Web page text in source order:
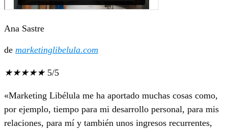
Ana Sastre
de marketinglibelula.com
★★★★★ 5/5
«Marketing Libélula me ha aportado muchas cosas como,
por ejemplo, tiempo para mi desarrollo personal, para mis
relaciones, para mí y también unos ingresos recurrentes,